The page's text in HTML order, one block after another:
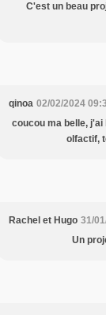
C'est un beau
qinoa 02/02/2024
coucou ma belle,
olfactif,
Rachel et Hugo 31/
Un